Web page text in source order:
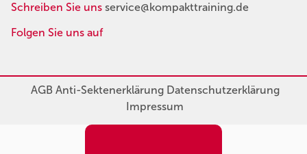
Schreiben Sie uns service@kompakttraining.de
Folgen Sie uns auf
AGBAnti-SektenerklärungDatenschutzerklärung
Impressum